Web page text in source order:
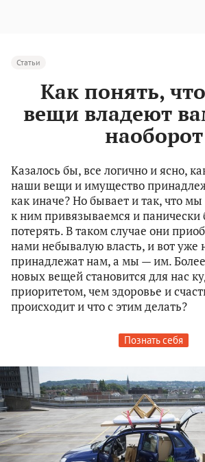
Статьи
Как понять,
вещи владеют
наоборот
Казалось бы, все логично и ясно,
наши вещи и имущество
как иначе? Но бывает и так, что
к ним привязываемся и панически
потерять. В таком случае они
нами небывалую власть, и вот уже
принадлежат нам, а мы — им. Более
новых вещей становится для нас
приоритетом, чем здоровье и
происходит и что с этим делать?
Познать себя